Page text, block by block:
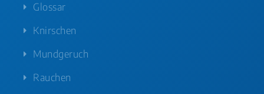
Glossar
Knirschen
Mundgeruch
Rauchen